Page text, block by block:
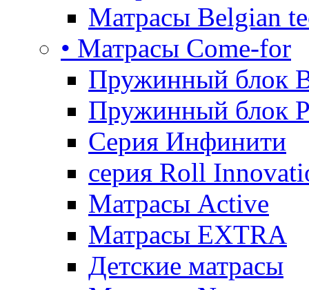
Матрасы Belgian
• Матрасы Come-for
Пружинный блок
Пружинный блок
Серия Инфинити
серия Roll
Матрасы Active
Матрасы EXTRA
Детские матрасы